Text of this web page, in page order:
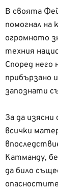
В своята
помогнал на
огромното
техния
Според него
прибързано
запознати
За да
всички
Катманду,
да било